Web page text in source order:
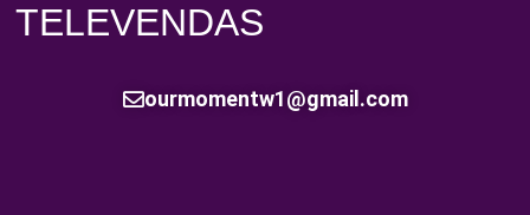
TELEVENDAS
ourmomentw1@gmail.com